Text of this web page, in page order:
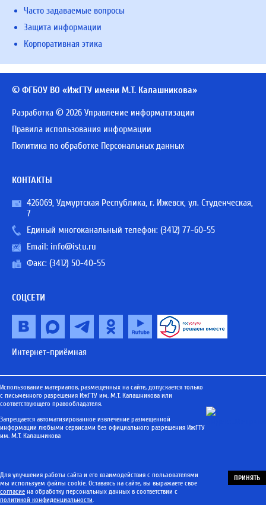
Часто задаваемые вопросы
Защита информации
Корпоративная этика
© ФГБОУ ВО «ИжГТУ имени М.Т. Калашникова»
Разработка © 2026 Управление информатизации
Правила использования информации
Политика по обработке Персональных данных
КОНТАКТЫ
426069, Удмуртская Республика, г. Ижевск, ул. Студенческая,
7
Единый многоканальный телефон: (3412) 77-60-55
Email: info@istu.ru
Факс: (3412) 50-40-55
СОЦСЕТИ
Интернет-приёмная
Использование материалов, размещенных на сайте, допускается только
с письменного разрешения ИжГТУ им. М.Т. Калашникова или
соответствующего правообладателя.
Запрещается автоматизированное извлечение размещенной
информации любыми сервисами без официального разрешения ИжГТУ
им. М.Т. Калашникова
Для улучшения работы сайта и его взаимодействия с пользователями
мы используем файлы cookie. Оставаясь на сайте, вы выражаете свое
согласие на обработку персональных данных в соответствии с
политикой конфиденциальности.
ПРИНЯТЬ